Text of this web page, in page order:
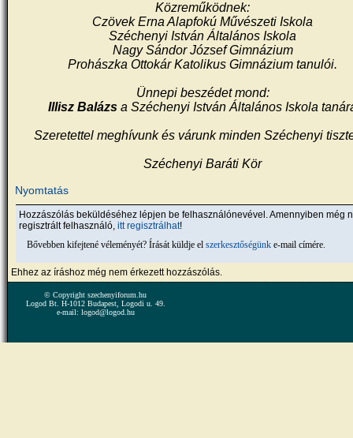
Közreműködnek:
Czövek Erna Alapfokú Művészeti Iskola
Széchenyi István Általános Iskola
Nagy Sándor József Gimnázium
Prohászka Ottokár Katolikus Gimnázium tanulói.
Ünnepi beszédet mond:
Illisz Balázs a Széchenyi István Általános Iskola
Szeretettel meghívunk és várunk minden Széchenyi
Széchenyi Baráti Kör
Nyomtatás
Hozzászólás beküldéséhez lépjen be felhasználónevével. Amennyiben még
regisztrált felhasználó,itt regisztrálhat!
Bővebben kifejtené véleményét? Írását küldje elszerkesztőségünk e-mail címére.
Ehhez az íráshoz még nem érkezett hozzászólás.
© Copyright szechenyiforum.hu
Logod Bt. H-1012 Budapest, Logodi u. 49.
e-mail: logod@logod.hu